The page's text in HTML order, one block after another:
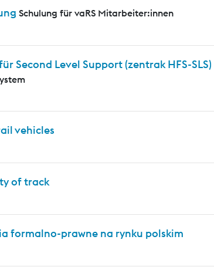
Schulung für vaRS Mitarbeiter:innen
Second Level Support (zentrak HFS-SLS)
vehicles
of track
formalno-prawne na rynku polskim